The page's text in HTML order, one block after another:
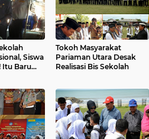
Siswa
Itu Baru
Tokoh Masyarakat
Pariaman Utara Desak
Realisasi Bis Sekolah